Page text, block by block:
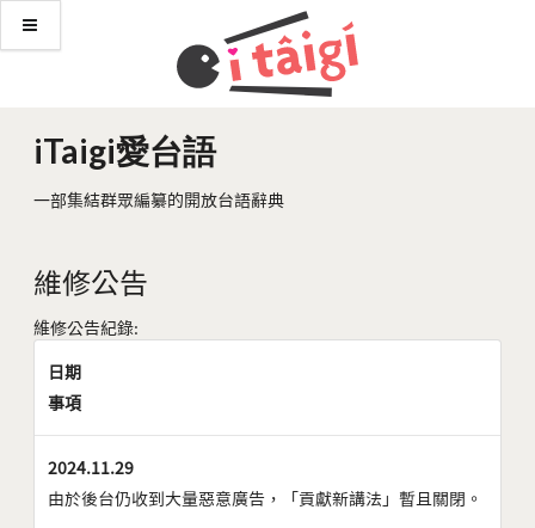
iTaigi愛台語
一部集結群眾編纂的開放台語辭典
維修公告
維修公告紀錄:
日期
事項
2024.11.29
由於後台仍收到大量惡意廣告，「貢獻新講法」暫且關閉。